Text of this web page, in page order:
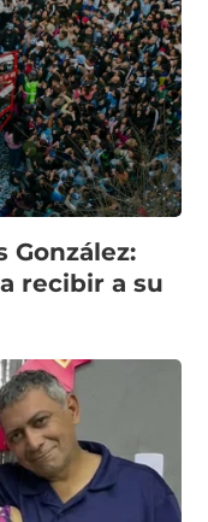
González:
recibir a su